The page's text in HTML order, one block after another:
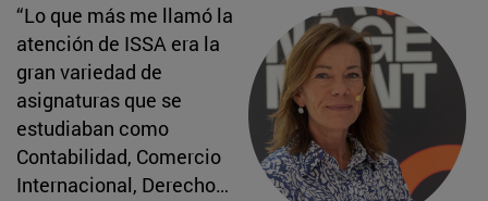
“Lo que más me llamó la
atención de ISSA era la
gran variedad de
asignaturas que se
estudiaban como
Contabilidad, Comercio
Internacional, Derecho…